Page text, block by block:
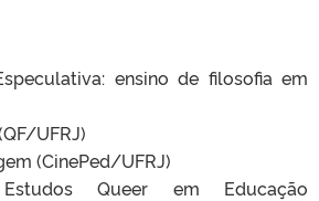
ensino de filosofia em
UFRJ)
(CinePed/UFRJ)
Queer em Educação